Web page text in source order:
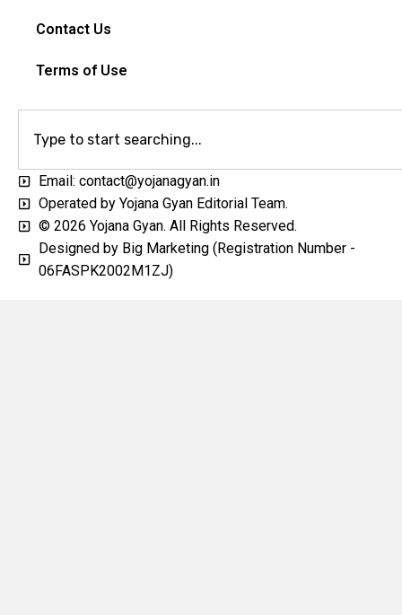
Contact Us
Terms of Use
Email: contact@yojanagyan.in
Operated by Yojana Gyan Editorial Team.
© 2026 Yojana Gyan. All Rights Reserved.
Designed by Big Marketing (Registration Number -
06FASPK2002M1ZJ)